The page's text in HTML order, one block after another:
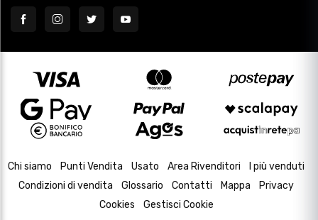
Chi siamo Punti Vendita Usato Area Rivenditori
I più venduti
Condizioni di vendita
Glossario Contatti Mappa
Privacy
Cookies
Gestisci Cookie